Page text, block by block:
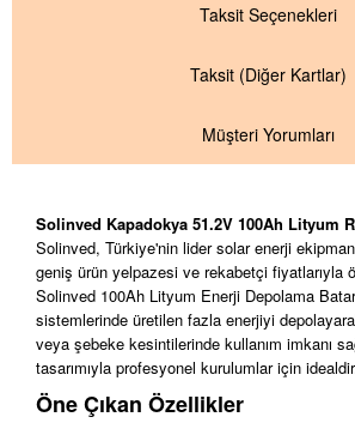
Taksit Seçenekleri
Taksit (Diğer Kartlar)
Müşteri Yorumları
Solinved Kapadokya 51.2V 100Ah Lityum
Solinved, Türkiye'nin lider solar enerji
geniş ürün yelpazesi ve rekabetçi fiyatlarıyla
Solinved 100Ah Lityum Enerji Depolama
sistemlerinde üretilen fazla enerjiyi
veya şebeke kesintilerinde kullanım imkanı
tasarımıyla profesyonel kurulumlar için
Öne Çıkan Özellikler